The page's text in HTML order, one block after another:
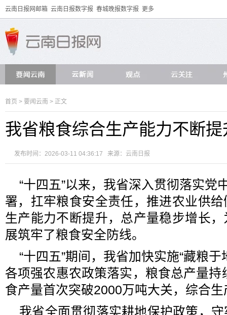
云南日报网邮箱 云南日报数字报 春城晚报数字报 更多
首页 > 要闻云南 > 正文
我省粮食综合生产能力不断提
发布时间：2026-03-11 04:36:17 来源： 云南日报
“十四五”以来，我省深入贯彻落实党
署，扛牢粮食安全责任，推进农业供
生产能力不断提升，总产量稳步增长
展筑牢了粮食安全防线。
“十四五”期间，我省加快实施“藏粮
各项强农惠农政策落实，粮食总产量
食产量首次突破2000万吨大关，综合
我省全面贯彻落实耕地保护政策，